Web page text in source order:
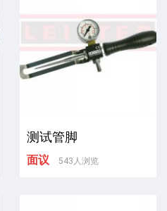
测试管脚
面议 543人浏览